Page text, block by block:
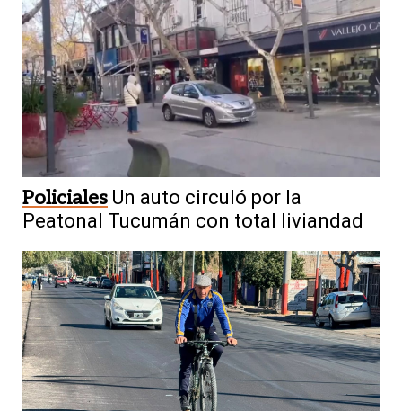
Policiales Un auto circuló por la
Peatonal Tucumán con total liviandad